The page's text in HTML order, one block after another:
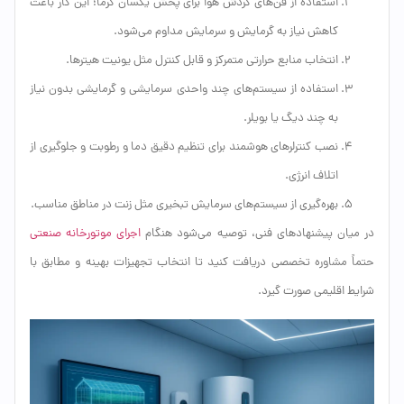
کاهش نیاز به گرمایش و سرمایش مداوم می‌شود.
انتخاب منابع حرارتی متمرکز و قابل کنترل مثل یونیت هیترها.
استفاده از سیستم‌های چند واحدی سرمایشی و گرمایشی بدون نیاز
به چند دیگ یا بویلر.
نصب کنترلرهای هوشمند برای تنظیم دقیق دما و رطوبت و جلوگیری از
اتلاف انرژی.
بهره‌گیری از سیستم‌های سرمایش تبخیری مثل زنت در مناطق مناسب.
در میان پیشنهادهای فنی، توصیه می‌شود هنگام اجرای موتورخانه صنعتی
حتماً مشاوره تخصصی دریافت کنید تا انتخاب تجهیزات بهینه و مطابق با
شرایط اقلیمی صورت گیرد.